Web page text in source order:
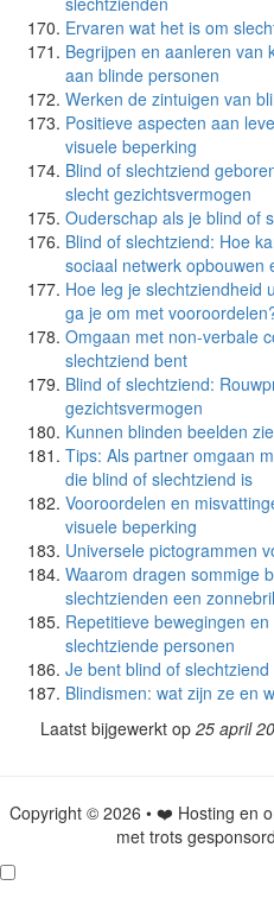
Ervaren wat het is om
Begrijpen en aanleren van
aan blinde personen
Werken de zintuigen van
Positieve aspecten aan
visuele beperking
Blind of slechtziend
slecht gezichtsvermogen
Ouderschap als je blind of
Blind of slechtziend: Hoe
sociaal netwerk opbouwen
Hoe leg je slechtziendheid
ga je om met
Omgaan met non-verbale
slechtziend bent
Blind of slechtziend:
gezichtsvermogen
Kunnen blinden beelden
Tips: Als partner omgaan
die blind of slechtziend is
Vooroordelen en
visuele beperking
Universele pictogrammen
Waarom dragen sommige
slechtzienden een
Repetitieve bewegingen
slechtziende personen
Je bent blind of
Blindismen: wat zijn ze en
Laatst bijgewerkt op 25 april
Copyright © 2026 • ❤️ Hosting en
met trots